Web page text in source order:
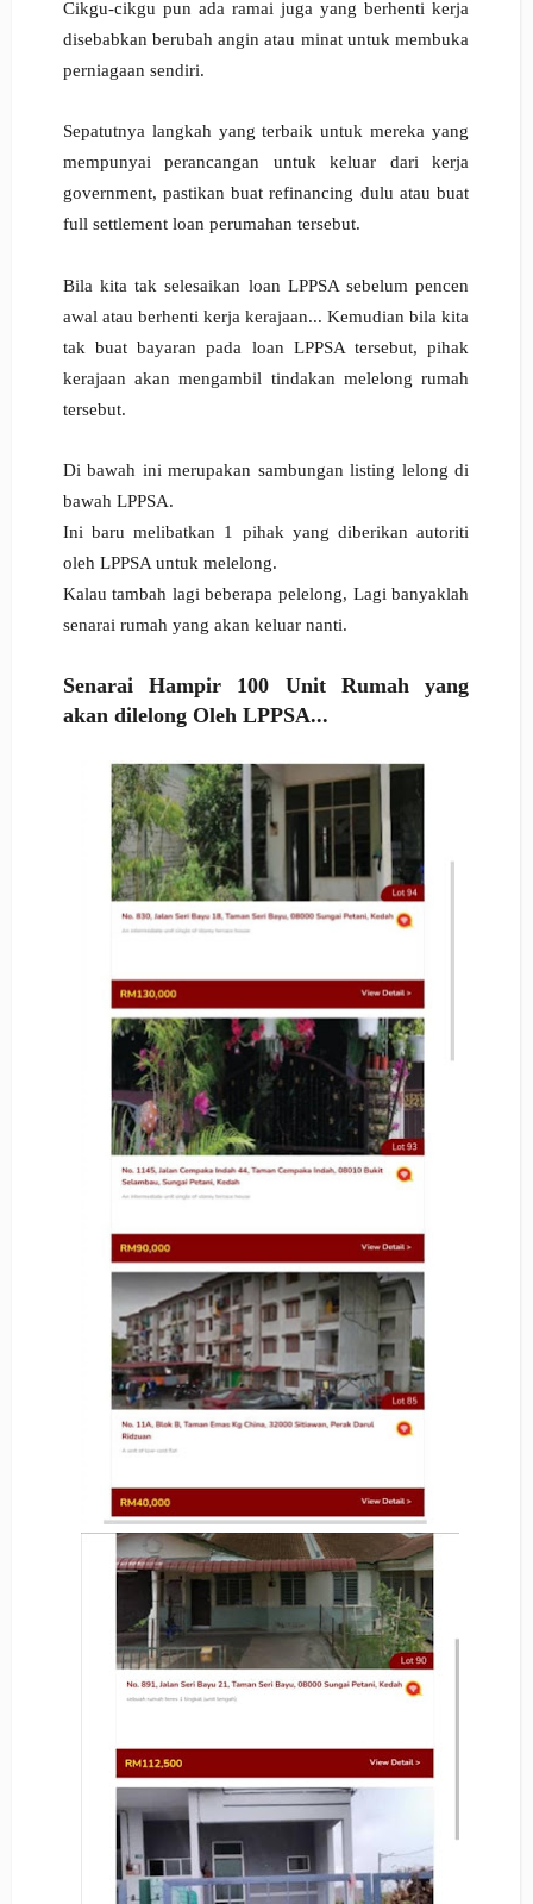
Cikgu-cikgu pun ada ramai juga yang berhenti kerja
disebabkan berubah angin atau minat untuk membuka
perniagaan sendiri.
Sepatutnya langkah yang terbaik untukmereka yang
mempunyai perancangan untuk keluar dari kerja
government, pastikan buat refinancing dulu atau buat
full settlement loan perumahan tersebut.
Bila kita tak selesaikan loan LPPSA sebelum pencen
awal atau berhenti kerja kerajaan... Kemudian bila kita
tak buat bayaran pada loan LPPSA tersebut, pihak
kerajaan akan mengambil tindakan melelong rumah
tersebut.
Di bawah ini merupakan sambungan listing lelong di
bawah LPPSA.
Ini baru melibatkan 1 pihak yang diberikan autoriti
oleh LPPSA untuk melelong.
Kalau tambah lagi beberapa pelelong, Lagi banyaklah
senarai rumah yang akan keluar nanti.
Senarai Hampir 100 Unit Rumah yang
akan dilelong Oleh LPPSA...